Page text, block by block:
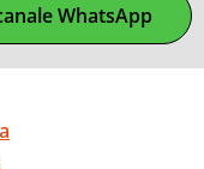
WhatsApp